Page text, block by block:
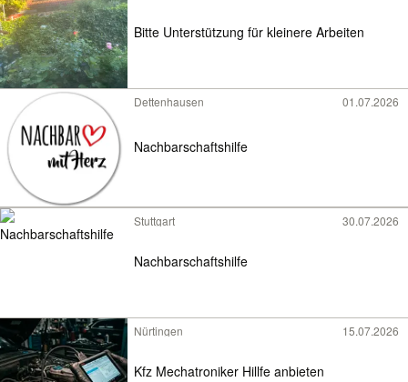
Bitte Unterstützung für kleinere Arbeiten
Dettenhausen 01.07.2026
Nachbarschaftshilfe
Stuttgart 30.07.2026
Nachbarschaftshilfe
Nürtingen 15.07.2026
Kfz Mechatroniker Hillfe anbieten